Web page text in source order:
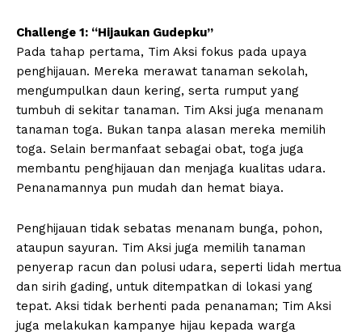
Challenge 1: “Hijaukan Gudepku”
Pada tahap pertama, Tim Aksi fokus pada upaya
penghijauan. Mereka merawat tanaman sekolah,
mengumpulkan daun kering, serta rumput yang
tumbuh di sekitar tanaman. Tim Aksi juga menanam
tanaman toga. Bukan tanpa alasan mereka memilih
toga. Selain bermanfaat sebagai obat, toga juga
membantu penghijauan dan menjaga kualitas udara.
Penanamannya pun mudah dan hemat biaya.
Penghijauan tidak sebatas menanam bunga, pohon,
ataupun sayuran. Tim Aksi juga memilih tanaman
penyerap racun dan polusi udara, seperti lidah mertua
dan sirih gading, untuk ditempatkan di lokasi yang
tepat. Aksi tidak berhenti pada penanaman; Tim Aksi
juga melakukan kampanye hijau kepada warga